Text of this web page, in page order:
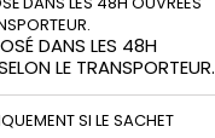
DANS LES 48H
LE TRANSPORTEUR.